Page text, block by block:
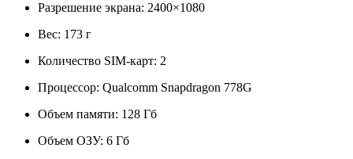
Разрешение экрана: 2400×1080
Вес: 173 г
Количество SIM-карт: 2
Процессор: Qualcomm Snapdragon 778G
Объем памяти: 128 Гб
Объем ОЗУ: 6 Гб